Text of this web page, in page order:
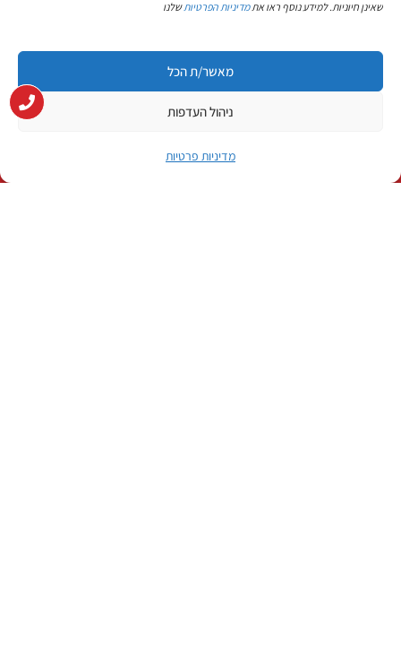
שאינן חיוניות. למידע נוסף ראו אתמדיניות הפרטיותשלנו
מאשר/ת הכל
ניהול העדפות